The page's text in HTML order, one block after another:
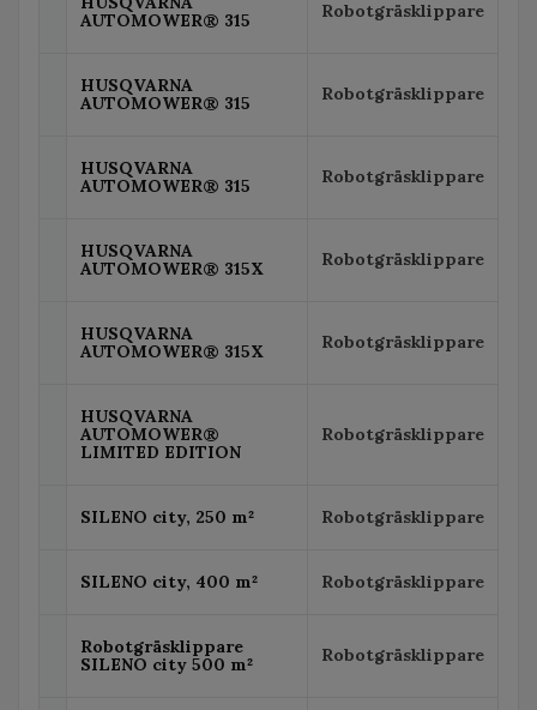
AUTOMOWER® 315
Robotgräsklippare
HUSQVARNA
AUTOMOWER® 315
Robotgräsklippare
HUSQVARNA
AUTOMOWER® 315
Robotgräsklippare
HUSQVARNA
AUTOMOWER® 315X
Robotgräsklippare
HUSQVARNA
AUTOMOWER® 315X
Robotgräsklippare
HUSQVARNA
AUTOMOWER®
LIMITED EDITION
Robotgräsklippare
SILENO city, 250 m² Robotgräsklippare
SILENO city, 400 m² Robotgräsklippare
Robotgräsklippare
SILENO city 500 m²
Robotgräsklippare